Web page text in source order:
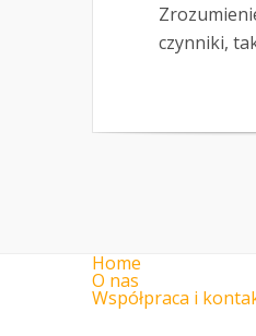
czynniki,
Home
O nas
Współpraca i